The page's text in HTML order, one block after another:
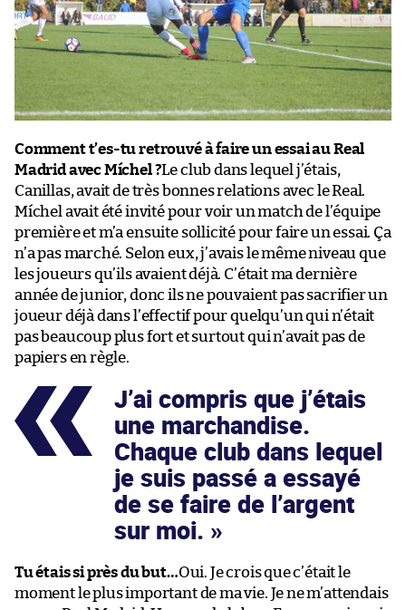
Comment t’es-tu retrouvé à faire un essai au Real
Madrid avec Míchel ?Le club dans lequel j’étais,
Canillas, avait de très bonnes relations avec le Real.
Míchel avait été invité pour voir un match de l’équipe
première et m’a ensuite sollicité pour faire un essai. Ça
n’a pas marché. Selon eux, j’avais le même niveau que
les joueurs qu’ils avaient déjà. C’était ma dernière
année de junior, donc ils ne pouvaient pas sacrifier un
joueur déjà dans l’effectif pour quelqu’un qui n’était
pas beaucoup plus fort et surtout qui n’avait pas de
papiers en règle.
J’ai compris que j’étais
une marchandise.
Chaque club dans lequel
je suis passé a essayé
de se faire de l’argent
sur moi.
Tu étais si près du but…Oui. Je crois que c’était le
moment le plus important de ma vie. Je ne m’attendais